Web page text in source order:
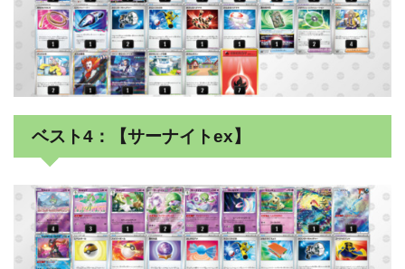
ベスト4：【サーナイトex】